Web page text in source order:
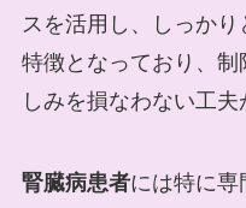
スを活用し、しっか
特徴となっており、
しみを損なわない工夫
腎臓病患者には特に専